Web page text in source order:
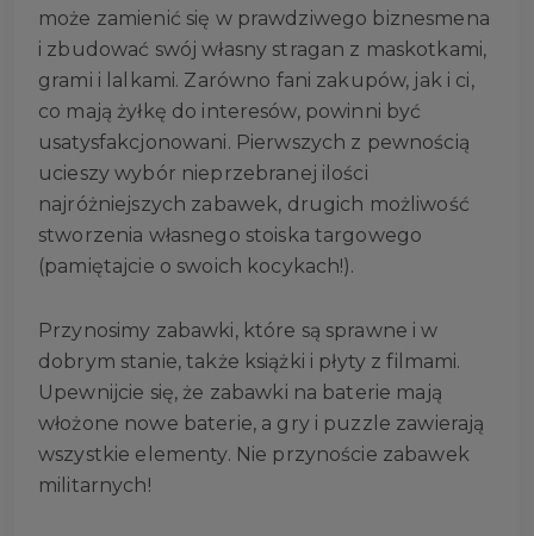
może zamienić się w prawdziwego biznesmena
i zbudować swój własny stragan z maskotkami,
grami i lalkami. Zarówno fani zakupów, jak i ci,
co mają żyłkę do interesów, powinni być
usatysfakcjonowani. Pierwszych z pewnością
ucieszy wybór nieprzebranej ilości
najróżniejszych zabawek, drugich możliwość
stworzenia własnego stoiska targowego
(pamiętajcie o swoich kocykach!).
Przynosimy zabawki, które są sprawne i w
dobrym stanie, także książki i płyty z filmami.
Upewnijcie się, że zabawki na baterie mają
włożone nowe baterie, a gry i puzzle zawierają
wszystkie elementy. Nie przynoście zabawek
militarnych!